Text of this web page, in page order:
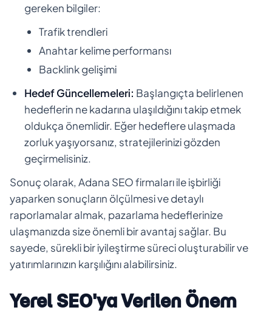
gereken bilgiler:
Trafik trendleri
Anahtar kelime performansı
Backlink gelişimi
Hedef Güncellemeleri: Başlangıçta belirlenen
hedeflerin ne kadarına ulaşıldığını takip etmek
oldukça önemlidir. Eğer hedeflere ulaşmada
zorluk yaşıyorsanız, stratejilerinizi gözden
geçirmelisiniz.
Sonuç olarak, Adana SEO firmaları ile işbirliği
yaparken sonuçların ölçülmesi ve detaylı
raporlamalar almak, pazarlama hedeflerinize
ulaşmanızda size önemli bir avantaj sağlar. Bu
sayede, sürekli bir iyileştirme süreci oluşturabilir ve
yatırımlarınızın karşılığını alabilirsiniz.
Yerel SEO'ya Verilen Önem